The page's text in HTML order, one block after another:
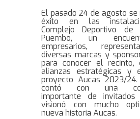
El pasado 24 de agosto se
éxito en las
Complejo Deportivo de
Puembo, un
empresarios,
diversas marcas y
para conocer el recinto,
alianzas estratégicas y
proyecto Aucas 2023/
contó con una
importante de
visionó con mucho
nueva historia Aucas.